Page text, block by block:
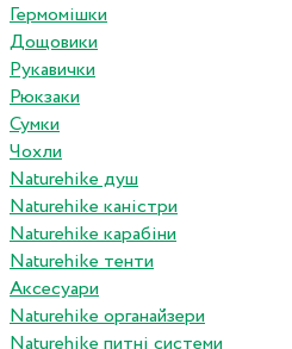
Гермомішки
Дощовики
Рукавички
Рюкзаки
Сумки
Чохли
Naturehike душ
Naturehike каністри
Naturehike карабіни
Naturehike тенти
Аксесуари
Naturehike органайзери